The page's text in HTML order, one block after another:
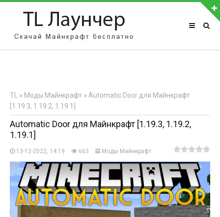
АВТОРИЗАЦИЯ НА САЙТЕ
Регистрация
TL » Моды Майнкрафт » Automatic Door для Майнкрафт
[1.19.3, 1.19.2, 1.19.1]
Automatic Door для Майнкрафт [1.19.3, 1.19.2,
1.19.1]
13-12-2022, 14:19 663 Моды Майнкрафт